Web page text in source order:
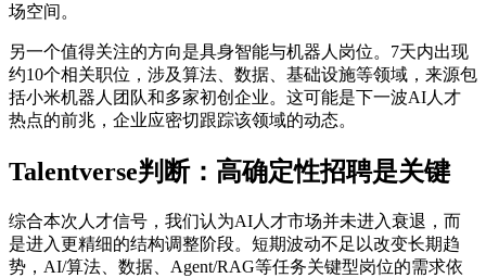
场空间。
另一个值得关注的方向是具身智能与机器人岗位。7天内出现
约10个相关职位，涉及算法、数据、基础设施等领域，来源包
括小米机器人团队和多家初创企业。这可能是下一波AI人才
热点的前兆，企业应密切跟踪该领域的动态。
Talentverse判断：高确定性招聘是关键
综合本次人才信号，我们认为AI人才市场并未进入衰退，而
是进入更精细的结构调整阶段。短期波动不足以改变长期趋
势，AI/算法、数据、Agent/RAG等任务关键型岗位的需求依